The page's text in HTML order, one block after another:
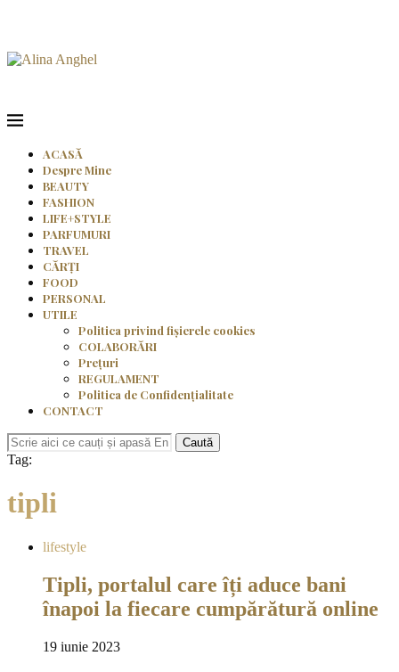
ACASĂ
Despre Mine
BEAUTY
FASHION
LIFE+STYLE
PARFUMURI
TRAVEL
CĂRȚI
FOOD
PERSONAL
UTILE
Politica privind fișierele cookies
COLABORĂRI
Prețuri
REGULAMENT
Politica de Confidențialitate
CONTACT
Caută
Tag:
tipli
lifestyle
Tipli, portalul care îți aduce bani
înapoi la fiecare cumpărătură online
19 iunie 2023